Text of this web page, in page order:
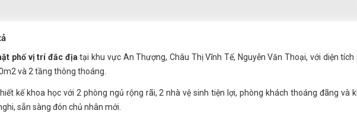
phố vị trí đắc địa tại khu vực An Thượng, Châu Thị Vĩnh Tế, Nguyễn Văn Thoại, với diện tích
và 2 tầng thông thoáng.
kế khoa học với 2 phòng ngủ rộng rãi, 2 nhà vệ sinh tiện lợi, phòng khách thoáng đãng và
sẵn sàng đón chủ nhân mới.